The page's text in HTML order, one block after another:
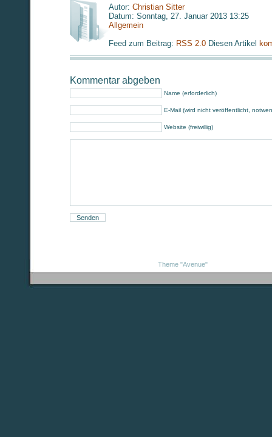
Autor: Christian Sitter
Datum: Sonntag, 27. Januar 2013 13:25
Allgemein
Feed zum Beitrag: RSS 2.0 Diesen Artikel
Kommentar abgeben
Name (erforderlich)
E-Mail (wird nicht veröffentlicht,
Website (freiwillig)
Theme "Avenue"